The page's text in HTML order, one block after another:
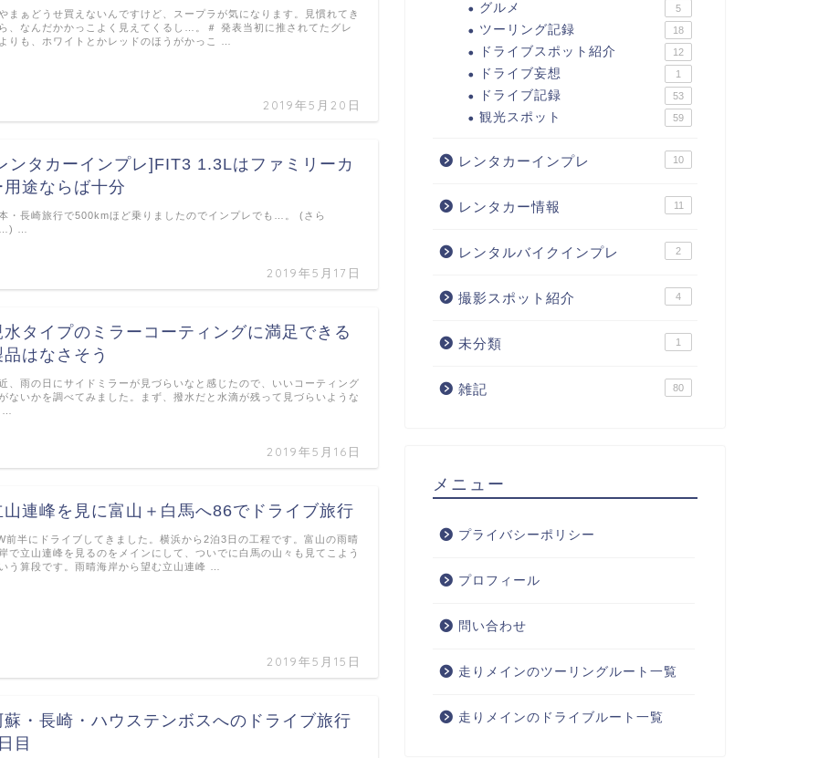
2019年5月20日
まぁどうせ買えないんですけど、スープラが気になります。見慣れてき
、なんだかかっこよく見えてくるし…。＃ 発表当初に推されてたグレ
りも、ホワイトとかレッドのほうがかっこ …
ンタカーインプレ]FIT3 1.3Lはファミリーカ
用途ならば十分
2019年5月17日
・長崎旅行で500kmほど乗りましたのでインプレでも…。 (さら
…
水タイプのミラーコーティングに満足できる
品はなさそう
2019年5月16日
、雨の日にサイドミラーが見づらいなと感じたので、いいコーティング
ないかを調べてみました。まず、撥水だと水滴が残って見づらいような
山連峰を見に富山＋白馬へ86でドライブ旅行
2019年5月15日
前半にドライブしてきました。横浜から2泊3日の工程です。富山の雨晴
で立山連峰を見るのをメインにして、ついでに白馬の山々も見てこよう
う算段です。雨晴海岸から望む立山連峰 …
蘇・長崎・ハウステンボスへのドライブ旅行
目
グルメ 5
ツーリング記録 18
ドライブスポット紹介 12
ドライブ妄想 1
ドライブ記録 53
観光スポット 59
レンタカーインプレ 10
レンタカー情報 11
レンタルバイクインプレ 2
撮影スポット紹介 4
未分類 1
雑記 80
メニュー
プライバシーポリシー
プロフィール
問い合わせ
走りメインのツーリングルート一覧
走りメインのドライブルート一覧